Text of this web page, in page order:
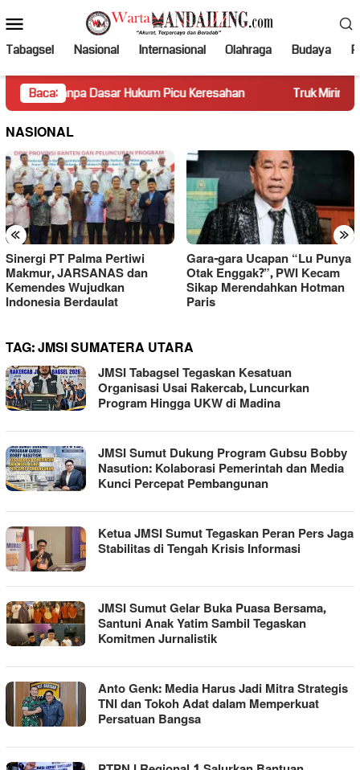
ke
kontenMobile
Tabagsel Nasional Internasional Olahraga Budaya
Baca:
Dasar Hukum Picu Keresahan Truk Miring Hambat
NASIONAL
« »
Sinergi PT Palma Pertiwi
Makmur, JARSANAS dan
Kemendes Wujudkan
Indonesia Berdaulat
Gara-gara Ucapan “Lu Punya
Otak Enggak?”, PWI Kecam
Sikap Merendahkan Hotman
Paris
TAG:JMSI SUMATERA UTARA
JMSI Tabagsel Tegaskan Kesatuan
Organisasi Usai Rakercab, Luncurkan
Program Hingga UKW di Madina
JMSI Sumut Dukung Program Gubsu Bobby
Nasution: Kolaborasi Pemerintah dan Media
Kunci Percepat Pembangunan
Ketua JMSI Sumut Tegaskan Peran Pers Jaga
Stabilitas di Tengah Krisis Informasi
JMSI Sumut Gelar Buka Puasa Bersama,
Santuni Anak Yatim Sambil Tegaskan
Komitmen Jurnalistik
Anto Genk: Media Harus Jadi Mitra Strategis
TNI dan Tokoh Adat dalam Memperkuat
Persatuan Bangsa